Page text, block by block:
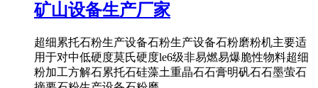
矿山设备生产厂家
超细累托石粉生产设备石粉生产设备石粉磨粉机主要适
用于对中低硬度莫氏硬度le6级非易燃易爆脆性物料超细
粉加工方解石累托石硅藻土重晶石石膏明矾石石墨萤石